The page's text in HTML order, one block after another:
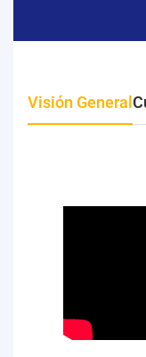
Visión General